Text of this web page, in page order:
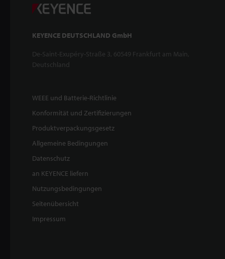
KEYENCE DEUTSCHLAND GmbH
De-Saint-Exupéry-Straße 3, 60549 Frankfurt am Main,
Deutschland
WEEE und Batterie-Richtlinie
Konformität und Zertifizierungen
Produktverpackungsgesetz
Allgemeine Bedingungen
Datenschutz
an KEYENCE liefern
Nutzungsbedingungen
Seitenübersicht
Impressum